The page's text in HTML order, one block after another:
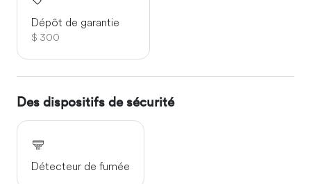
Dépôt de garantie
$ 300
Des dispositifs de sécurité
Détecteur de fumée